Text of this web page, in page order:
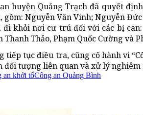
huyện Quảng Trạch đã quyết
Nguyễn Văn Vinh; Nguyễn
đi khỏi nơi cư trú đối với các bị
Thảo, Phạm Quốc Cường và
tiếp tục điều tra, cũng cố hành vi
đối tượng liên quan và xử lý
an khởi tốCông an Quảng Bình